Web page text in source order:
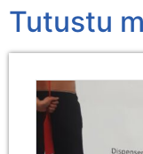
Tutustu